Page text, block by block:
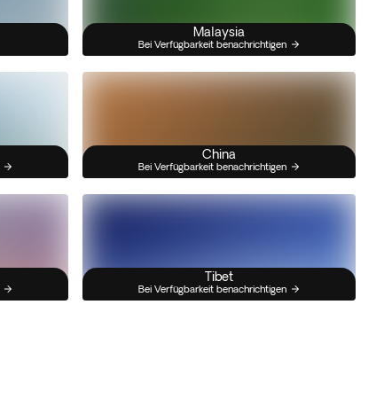
Malaysia
Bei Verfügbarkeit benachrichtigen
China
Bei Verfügbarkeit benachrichtigen
Tibet
Bei Verfügbarkeit benachrichtigen